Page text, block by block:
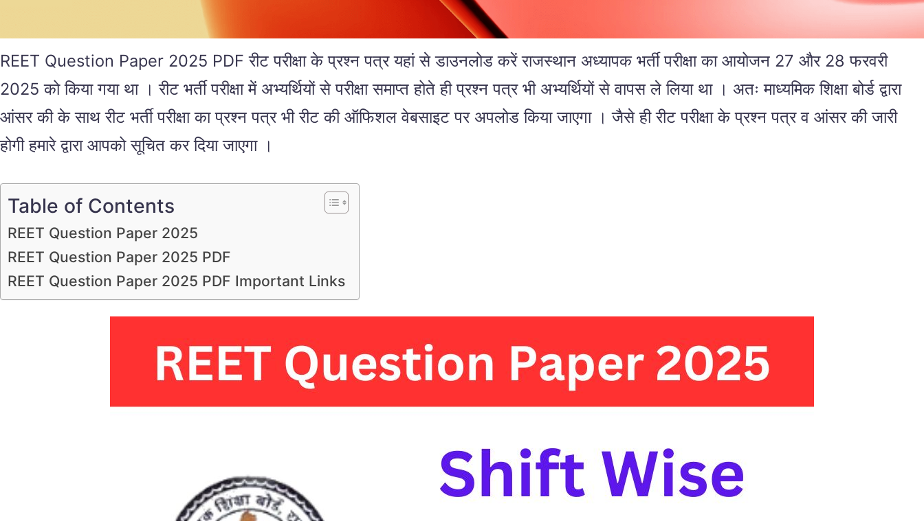
REET Question Paper 2025 PDF रीट परीक्षा के प्रश्न पत्र यहां से डाउनलोड करें राजस्थान अध्यापक भर्ती परीक्षा का आयोजन 27 और 28 फरवरी
2025 को किया गया था । रीट भर्ती परीक्षा में अभ्यर्थियों से परीक्षा समाप्त होते ही प्रश्न पत्र भी अभ्यर्थियों से वापस ले लिया था । अतः माध्यमिक शिक्षा बोर्ड द्वारा
आंसर की के साथ रीट भर्ती परीक्षा का प्रश्न पत्र भी रीट की ऑफिशल वेबसाइट पर अपलोड किया जाएगा । जैसे ही रीट परीक्षा के प्रश्न पत्र व आंसर की जारी
होगी हमारे द्वारा आपको सूचित कर दिया जाएगा ।
Table of Contents
REET Question Paper 2025
REET Question Paper 2025 PDF
REET Question Paper 2025 PDF Important Links